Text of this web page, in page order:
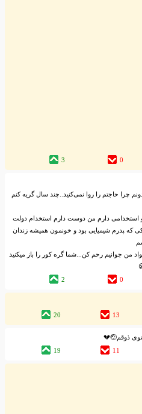
0
3
چرا حاجتم را روا نمی‌کنید..چند سال گریه کنم
و استخدامی دارم من دوست دارم استخدام دولت
که پدرم شیمیایی بود و خونمون همیشه زندان
من جوانیم رحم کن...شما گره کور را باز میکنید
0
2
13
20
11
19